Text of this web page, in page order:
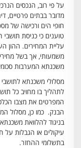
על פי רוב, הנכסים
מדובר בבתים פרטיים,
חופי הים ורכישה של
טוענים כי כניסת
עליית המחירים. ההון
משמעותי, אך בשל
משכנתא המערבות
מסלולי משכנתא
לתהליך בו מחויב כל
המפרטים את מצבו
הבנק. כמו כן, מסלול
בניגוד להלוואת
עיקולים או הגבלות
בתשלומי ההחזר.